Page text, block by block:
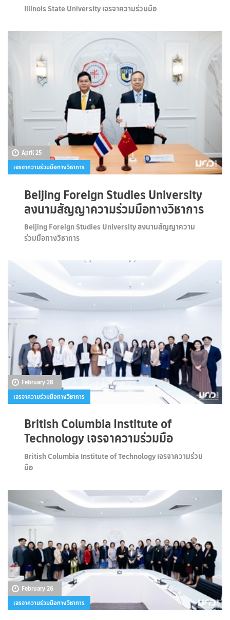
Illinois State University เจรจาความร่วมมือ
April 25
เจรจาความร่วมมือทางวิชาการ
Beijing Foreign Studies University
ลงนามสัญญาความร่วมมือทางวิชาการ
Beijing Foreign Studies University ลงนามสัญญาความ
ร่วมมือทางวิชาการ
February 28
เจรจาความร่วมมือทางวิชาการ
British Columbia Institute of
Technology เจรจาความร่วมมือ
British Columbia Institute of Technology เจรจาความร่วม
มือ
February 26
เจรจาความร่วมมือทางวิชาการ